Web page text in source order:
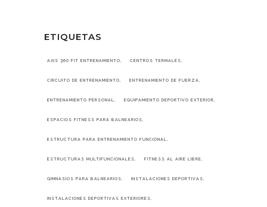
ETIQUETAS
AXIS 360 FIT ENTRENAMIENTO CENTROS TERMALES
CIRCUITO DE ENTRENAMIENTO ENTRENAMIENTO DE FUERZA
ENTRENAMIENTO PERSONAL EQUIPAMIENTO DEPORTIVO EXTERIOR
ESPACIOS FITNESS PARA BALNEARIOS
ESTRUCTURA PARA ENTRENAMIENTO FUNCIONAL
ESTRUCTURAS MULTIFUNCIONALES FITNESS AL AIRE LIBRE
GIMNASIOS PARA BALNEARIOS INSTALACIONES DEPORTIVAS
INSTALACIONES DEPORTIVAS EXTERIORES